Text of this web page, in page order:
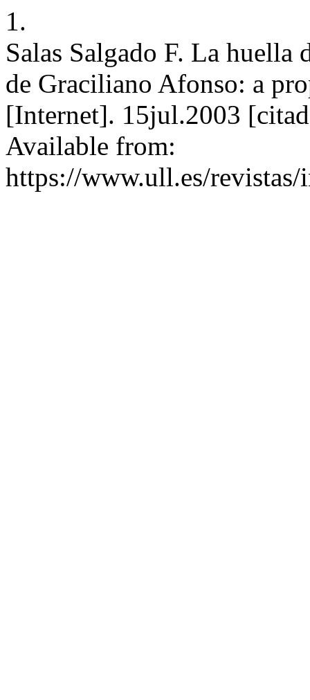
1.
Salas Salgado F. La huella
de Graciliano Afonso: a
[Internet]. 15jul.2003
Available from:
https://www.ull.es/